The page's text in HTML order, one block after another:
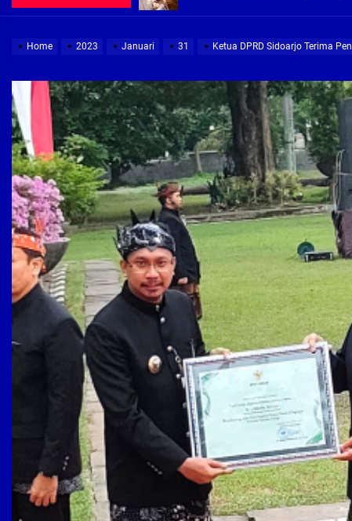
Peduli Warga Miskin, Bupati
Pembebasan Lahan Hampir
Terima aduan warga, Komisi A
Demi Jajaran Direksi Delta Tirta
Home 2023 Januari 31 Ketua DPRD Sidoarjo Terima